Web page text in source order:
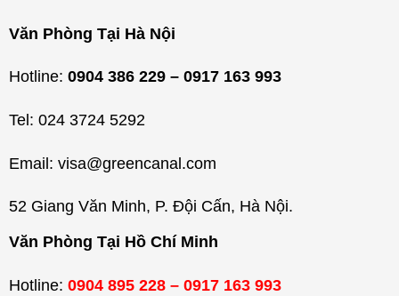
Văn Phòng Tại Hà Nội
Hotline: 0904 386 229 – 0917 163 993
Tel: 024 3724 5292
Email: visa@greencanal.com
52 Giang Văn Minh, P. Đội Cấn, Hà Nội.
Văn Phòng Tại Hồ Chí Minh
Hotline: 0904 895 228 – 0917 163 993